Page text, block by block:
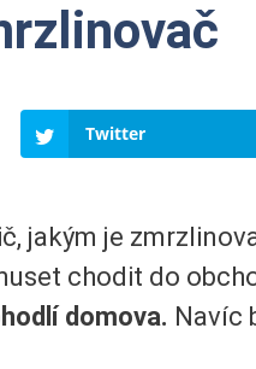
Twitter
jakým je
chodit do
domova. Navíc